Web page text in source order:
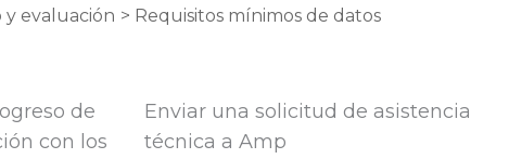
evaluación Requisitos mínimos de datos
de
con los
Enviar una solicitud de asistencia
técnica a Amp